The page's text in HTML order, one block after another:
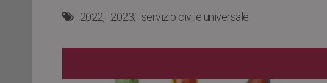
2022 2023 servizio civile universale